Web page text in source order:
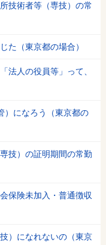
技術者等（専技）の常
た（東京都の場合）
法人の役員等」って、
）になろう（東京都の
技）の証明期間の常勤
保険未加入・普通徴収
）になれないの（東京